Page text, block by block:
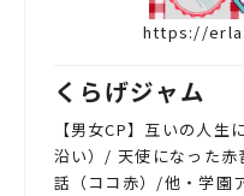
https://
くらげジャム
【男女CP】互いの人生
沿い）/ 天使になった赤
話（ココ赤）/他・学園